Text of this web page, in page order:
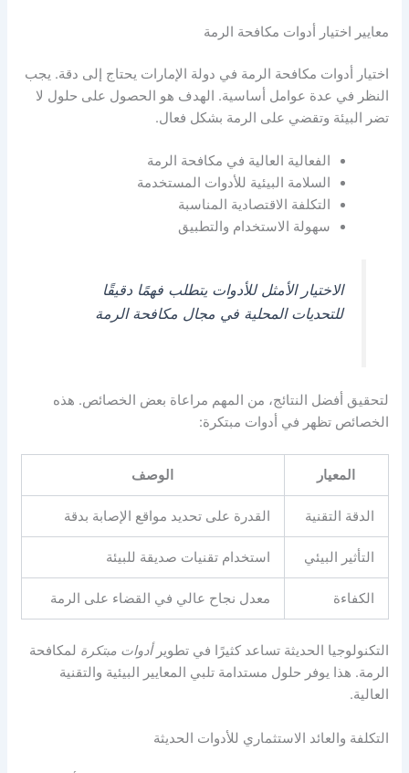
معايير اختيار أدوات مكافحة الرمة
اختيار أدوات مكافحة الرمة في دولة الإمارات يحتاج إلى دقة. يجب
النظر في عدة عوامل أساسية. الهدف هو الحصول على حلول لا
تضر البيئة وتقضي على الرمة بشكل فعال.
الفعالية العالية في مكافحة الرمة
السلامة البيئية للأدوات المستخدمة
التكلفة الاقتصادية المناسبة
سهولة الاستخدام والتطبيق
الاختيار الأمثل للأدوات يتطلب فهمًا دقيقًا
للتحديات المحلية في مجال مكافحة الرمة
لتحقيق أفضل النتائج، من المهم مراعاة بعض الخصائص. هذه
الخصائص تظهر في أدوات مبتكرة:
المعيار الوصف
الدقة التقنية القدرة على تحديد مواقع الإصابة بدقة
التأثير البيئي استخدام تقنيات صديقة للبيئة
الكفاءة معدل نجاح عالي في القضاء على الرمة
التكنولوجيا الحديثة تساعد كثيرًا في تطويرأدوات مبتكرة لمكافحة
الرمة. هذا يوفر حلول مستدامة تلبي المعايير البيئية والتقنية
العالية.
التكلفة والعائد الاستثماري للأدوات الحديثة